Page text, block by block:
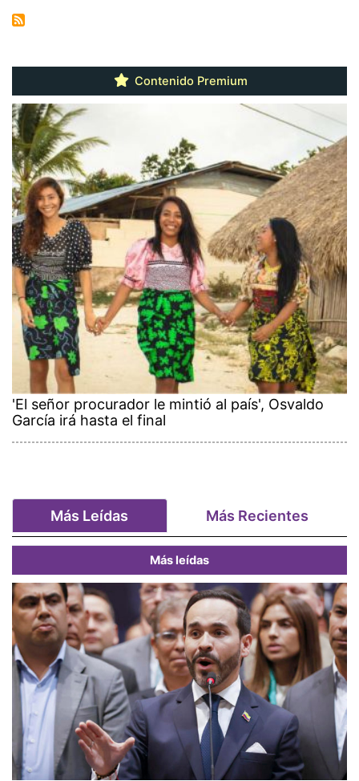
Contenido Premium
'El señor procurador le mintió al país', Osvaldo
García irá hasta el final
Más Leídas Más Recientes
Más leídas